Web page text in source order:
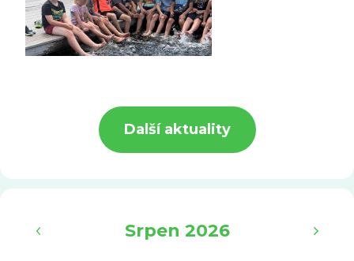
Další aktuality
Srpen 2026